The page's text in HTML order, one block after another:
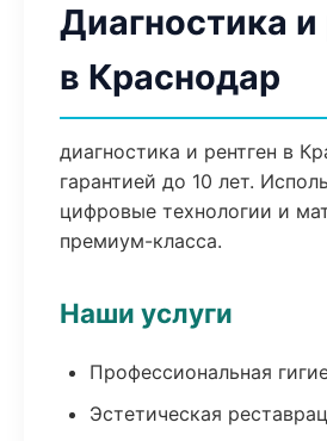
Диагностика и
в Краснодар
диагностика и рентген в
гарантией до 10 лет.
цифровые технологии и
премиум-класса.
Наши услуги
Профессиональная
Эстетическая